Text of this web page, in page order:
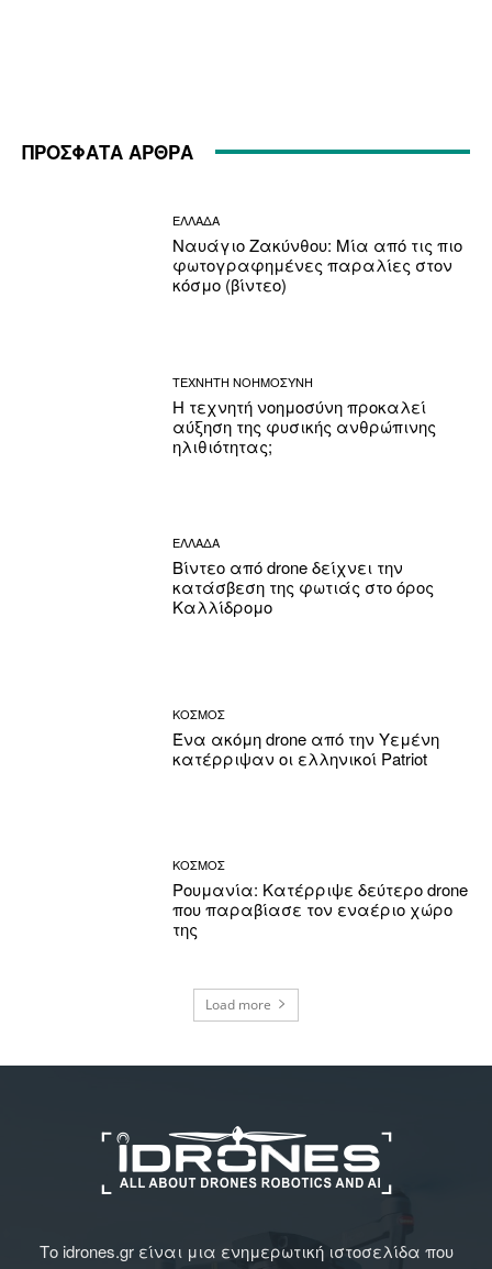
ΠΡΟΣΦΑΤΑ ΑΡΘΡΑ
ΕΛΛΑΔΑ
Ναυάγιο Ζακύνθου: Μία από τις πιο
φωτογραφημένες παραλίες στον
κόσμο (βίντεο)
ΤΕΧΝΗΤΗ ΝΟΗΜΟΣΥΝΗ
Η τεχνητή νοημοσύνη προκαλεί
αύξηση της φυσικής ανθρώπινης
ηλιθιότητας;
ΕΛΛΑΔΑ
Βίντεο από drone δείχνει την
κατάσβεση της φωτιάς στο όρος
Καλλίδρομο
ΚΟΣΜΟΣ
Ένα ακόμη drone από την Υεμένη
κατέρριψαν οι ελληνικοί Patriot
ΚΟΣΜΟΣ
Ρουμανία: Κατέρριψε δεύτερο drone
που παραβίασε τον εναέριο χώρο
της
Load more
Το idrones.gr είναι μια ενημερωτική ιστοσελίδα που